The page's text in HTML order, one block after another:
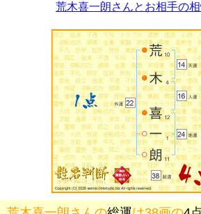
荒木喜一朗さんとお相手の相